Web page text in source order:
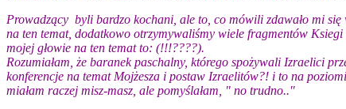
Prowadzący byli bardzo kochani, ale to, co mówili zdawało mi
na ten temat, dodatkowo otrzymywaliśmy wiele fragmentów
mojej głowie na ten temat to: (!!!????).
Rozumiałam, że baranek paschalny, którego spożywali Izraelici
konferencje na temat Mojżesza i postaw Izraelitów?! i to na
miałam raczej misz-masz, ale pomyślałam, " no trudno.."